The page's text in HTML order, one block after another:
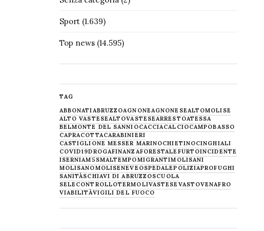
Sport(1.639)
Top news(14.595)
TAG
ABBONATIABRUZZOAGNONEAGNONESEALTOMOLISE
ALTO VASTESEALTOVASTESEARRESTOATESSA
BELMONTE DEL SANNIOCACCIACALCIOCAMPOBASSO
CAPRACOTTACARABINIERI
CASTIGLIONE MESSER MARINOCHIETINOCINGHIALI
COVID19DROGAFINANZAFORESTALE FURTOINCIDENTE
ISERNIAM5SMALTEMPOMIGRANTIMOLISANI
MOLISANOMOLISENEVE OSPEDALEPOLIZIAPROFUGHI
SANITÀSCHIAVI DI ABRUZZOSCUOLA
SELECONTROLLOTERMOLIVASTESE VASTOVENAFRO
VIABILITÀVIGILI DEL FUOCO